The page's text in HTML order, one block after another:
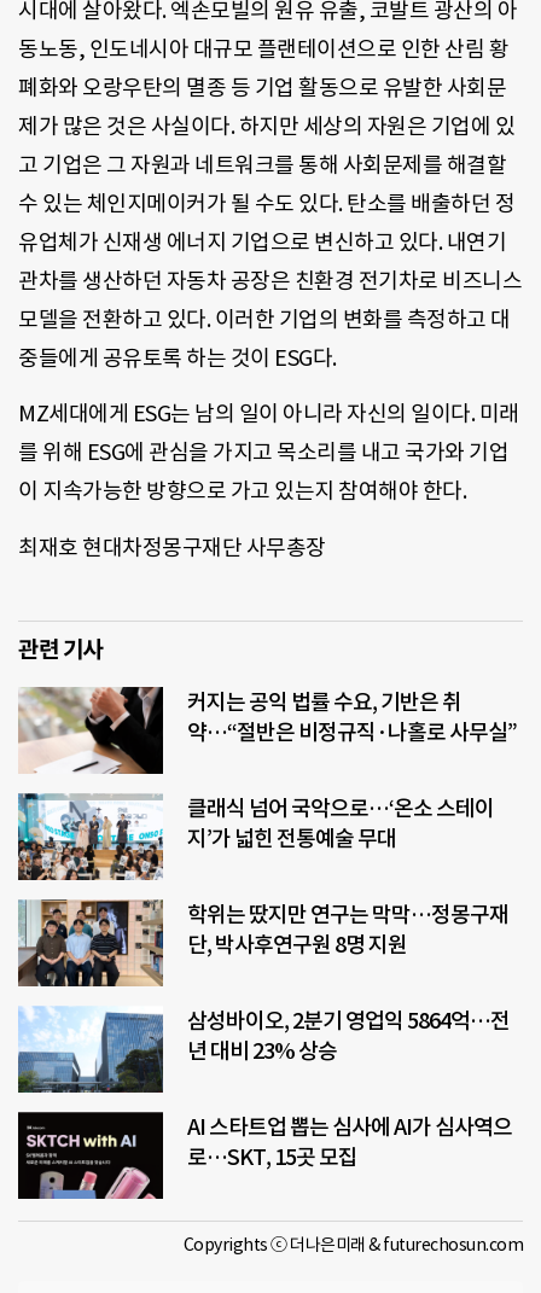
시대에 살아왔다. 엑손모빌의 원유 유출, 코발트 광산의 아
동노동, 인도네시아 대규모 플랜테이션으로 인한 산림 황
폐화와 오랑우탄의 멸종 등 기업 활동으로 유발한 사회문
제가 많은 것은 사실이다. 하지만 세상의 자원은 기업에 있
고 기업은 그 자원과 네트워크를 통해 사회문제를 해결할
수 있는 체인지메이커가 될 수도 있다. 탄소를 배출하던 정
유업체가 신재생 에너지 기업으로 변신하고 있다. 내연기
관차를 생산하던 자동차 공장은 친환경 전기차로 비즈니스
모델을 전환하고 있다. 이러한 기업의 변화를 측정하고 대
중들에게 공유토록 하는 것이 ESG다.
MZ세대에게 ESG는 남의 일이 아니라 자신의 일이다. 미래
를 위해 ESG에 관심을 가지고 목소리를 내고 국가와 기업
이 지속가능한 방향으로 가고 있는지 참여해야 한다.
최재호 현대차정몽구재단 사무총장
관련 기사
커지는 공익 법률 수요, 기반은 취
약…“절반은 비정규직·나홀로 사무실”
클래식 넘어 국악으로…‘온소 스테이
지’가 넓힌 전통예술 무대
학위는 땄지만 연구는 막막…정몽구재
단, 박사후연구원 8명 지원
삼성바이오, 2분기 영업익 5864억…전
년 대비 23% 상승
AI 스타트업 뽑는 심사에 AI가 심사역으
로…SKT, 15곳 모집
Copyrights ⓒ 더나은미래 & futurechosun.com